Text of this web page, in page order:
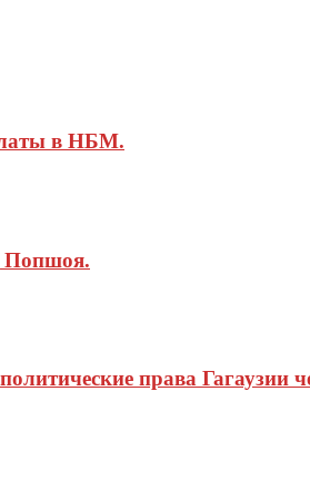
в НБМ.
Попшоя.
права Гагаузии